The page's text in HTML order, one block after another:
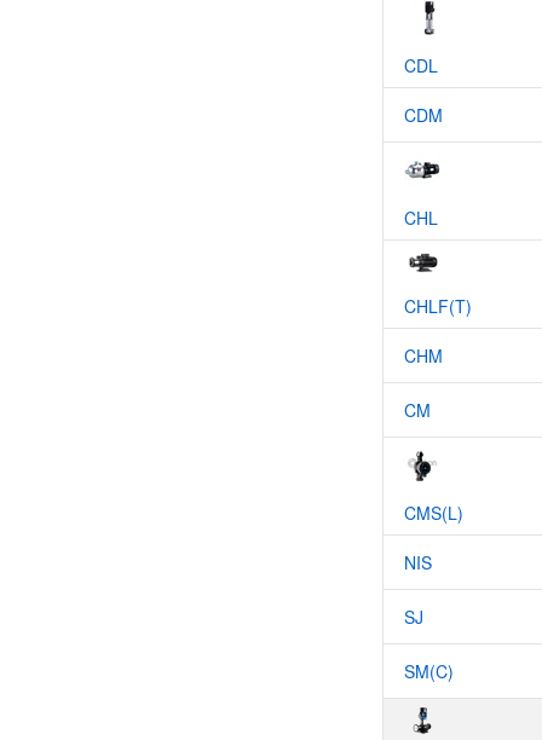
CDL
CDM
CHL
CHLF(T)
CHM
CM
CMS(L)
NIS
SJ
SM(C)